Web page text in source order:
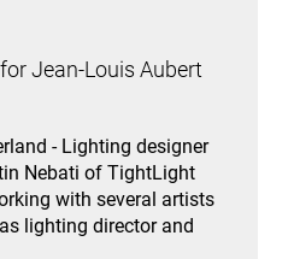
Jean-Louis Aubert
- Lighting designer
Nebati of TightLight
with several artists
lighting director and